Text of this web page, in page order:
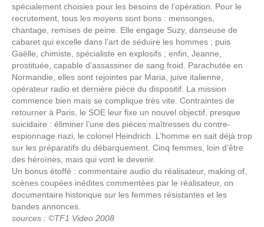
spécialement choisies pour les besoins de l’opération. Pour le
recrutement, tous les moyens sont bons : mensonges,
chantage, remises de peine. Elle engage Suzy, danseuse de
cabaret qui excelle dans l’art de séduire les hommes ; puis
Gaëlle, chimiste, spécialiste en explosifs ; enfin, Jeanne,
prostituée, capable d’assassiner de sang froid. Parachutée en
Normandie, elles sont rejointes par Maria, juive italienne,
opérateur radio et dernière pièce du dispositif. La mission
commence bien mais se complique très vite. Contraintes de
retourner à Paris, le SOE leur fixe un nouvel objectif, presque
suicidaire : éliminer l’une des pièces maîtresses du contre-
espionnage nazi, le colonel Heindrich. L’homme en sait déjà trop
sur les préparatifs du débarquement. Cinq femmes, loin d’être
des héroïnes, mais qui vont le devenir.
Un bonus étoffé : commentaire audio du réalisateur, making of,
scènes coupées inédites commentées par le réalisateur, on
documentaire historique sur les femmes résistantes et les
bandes annonces.
sources : ©TF1 Video 2008